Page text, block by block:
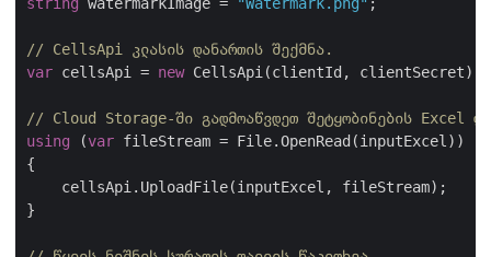
string watermarkImage = "Watermark.png" ;
// CellsApi კლასის დანართის შექმნა.
var cellsApi = new CellsApi(clientId, clientSecret);
// Cloud Storage-ში გადმოაწვდეთ შეტყობინების Excel
using (var fileStream = File.OpenRead(inputExcel))
{
    cellsApi.UploadFile(inputExcel, fileStream);
}